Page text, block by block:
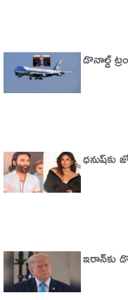
డొనాల్డ్
ఇరాన్‌కు